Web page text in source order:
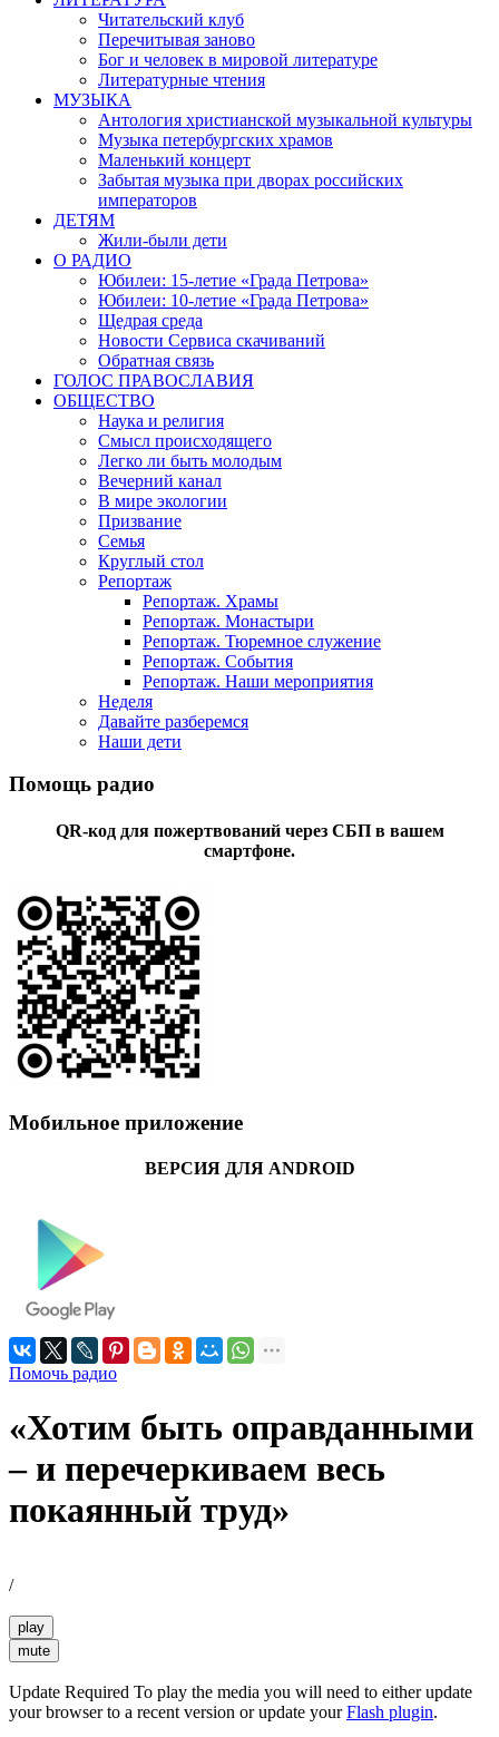
Читательский клуб
Перечитывая заново
Бог и человек в мировой литературе
Литературные чтения
МУЗЫКА
Антология христианской музыкальной культуры
Музыка петербургских храмов
Маленький концерт
Забытая музыка при дворах российских
императоров
ДЕТЯМ
Жили-были дети
О РАДИО
Юбилеи: 15-летие «Града Петрова»
Юбилеи: 10-летие «Града Петрова»
Щедрая среда
Новости Сервиса скачиваний
Обратная связь
ГОЛОС ПРАВОСЛАВИЯ
ОБЩЕСТВО
Наука и религия
Смысл происходящего
Легко ли быть молодым
Вечерний канал
В мире экологии
Призвание
Семья
Круглый стол
Репортаж
Репортаж. Храмы
Репортаж. Монастыри
Репортаж. Тюремное служение
Репортаж. События
Репортаж. Наши мероприятия
Неделя
Давайте разберемся
Наши дети
Помощь радио
QR-код для пожертвований через СБП в вашем
смартфоне.
Мобильное приложение
ВЕРСИЯ ДЛЯ ANDROID
Помочь радио
«Хотим быть оправданными
– и перечеркиваем весь
покаянный труд»
/
play
mute
Update Required To play the media you will need to either update
your browser to a recent version or update yourFlash plugin.